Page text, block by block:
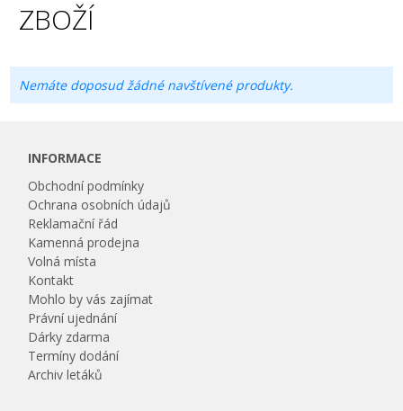
ZBOŽÍ
Nemáte doposud žádné navštívené produkty.
INFORMACE
Obchodní podmínky
Ochrana osobních údajů
Reklamační řád
Kamenná prodejna
Volná místa
Kontakt
Mohlo by vás zajímat
Právní ujednání
Dárky zdarma
Termíny dodání
Archiv letáků